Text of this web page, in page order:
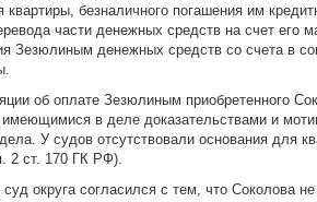
квартиры, безналичного погашения им
части денежных средств на счет его
Зезюлиным денежных средств со счета в
об оплате Зезюлиным приобретенного
в деле доказательствами и
У судов отсутствовали основания для
2 ст. 170 ГК РФ).
округа согласился с тем, что Соколова